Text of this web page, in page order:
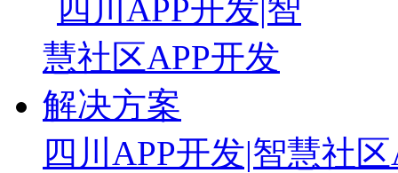
四川APP开发|智慧社